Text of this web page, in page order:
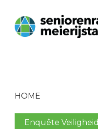
HOME
Enquête Veiligheid